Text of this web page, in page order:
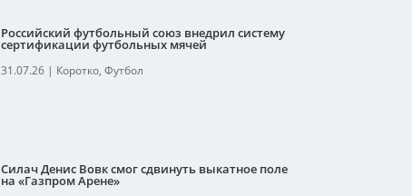
Российский футбольный союз внедрил систему
сертификации футбольных мячей
31.07.26| Коротко, Футбол
Силач Денис Вовк смог сдвинуть выкатное поле
на «Газпром Арене»